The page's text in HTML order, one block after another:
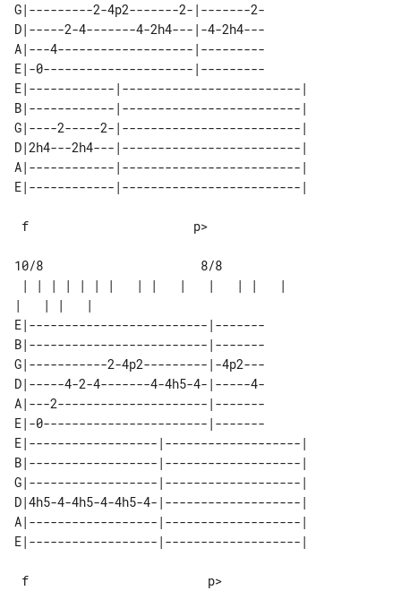
G|---------2-4p2-------2-|-------2-
D|-----2-4-------4-2h4---|-4-2h4---
A|---4-------------------|---------
E|-0---------------------|---------
E|------------|-------------------------|
B|------------|-------------------------|
G|----2-----2-|-------------------------|
D|2h4---2h4---|-------------------------|
A|------------|-------------------------|
10/8                      8/8
E|-------------------------|-------
B|-------------------------|-------
G|-----------2-4p2---------|-4p2---
D|-----4-2-4-------4-4h5-4-|-----4-
A|---2---------------------|-------
E|-0-----------------------|-------
E|------------------|-------------------|
B|------------------|-------------------|
G|------------------|-------------------|
D|4h5-4-4h5-4-4h5-4-|-------------------|
A|------------------|-------------------|